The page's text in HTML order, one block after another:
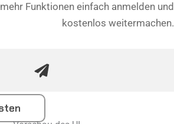
Funktionen einfach anmelden und
kostenlos weitermachen.